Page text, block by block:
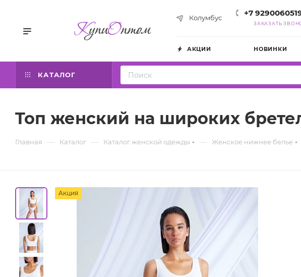
Колумбус +7
ЗАКАЗАТЬ
АКЦИИ НОВИНКИ
КАТАЛОГ
Toп женский на широких
Главная — Каталог — Каталог женской одежды — Женское нижнее белье
Акция